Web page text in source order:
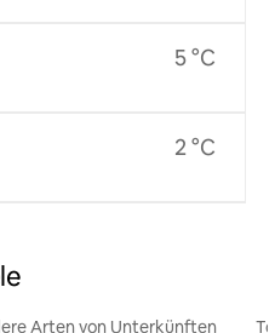
5 °C
2 °C
Arten von Unterkünften